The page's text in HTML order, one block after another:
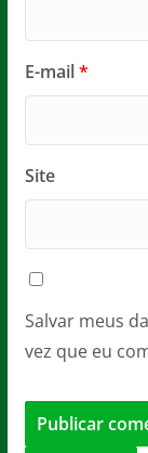
E-mail*
Site
Salvar meus
vez que eu